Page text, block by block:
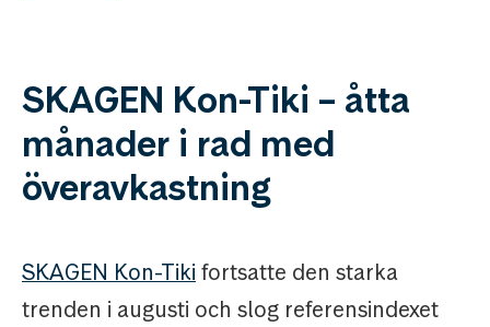
SKAGEN Kon-Tiki – åtta
månader i rad med
överavkastning
SKAGEN Kon-Tiki fortsatte den starka
trenden i augusti och slog referensindexet